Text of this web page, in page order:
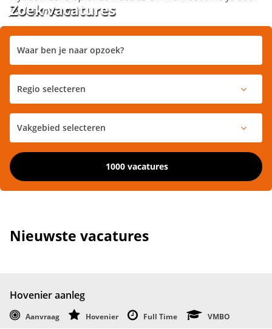
je droombaan!
Zoek vacatures
1000 vacatures
Nieuwste vacatures
Hovenier aanleg
Aanvraag Hovenier Full Time VMBO